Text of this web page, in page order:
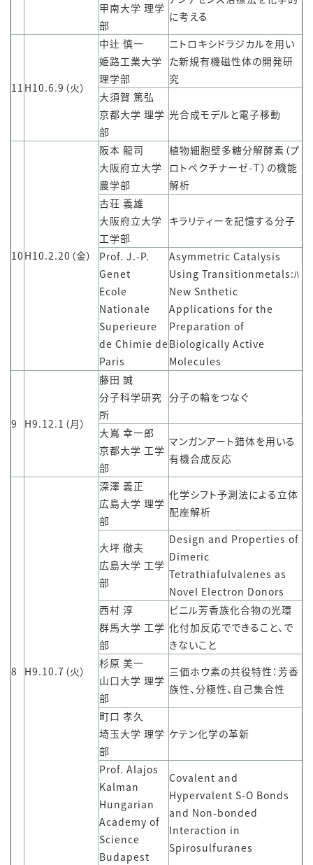
甲南大学 理学
部
に考える
11 H10.6.9（火）
中辻 慎一
姫路工業大学
理学部
ニトロキシドラジカルを用い
た新規有機磁性体の開発研
究
大須賀 篤弘
京都大学 理学
部
光合成モデルと電子移動
10 H10.2.20（金）
阪本 龍司
大阪府立大学
農学部
植物細胞壁多糖分解酵素（プ
ロトペクチナーゼ-Ｔ）の機能
解析
古荘 義雄
大阪府立大学
工学部
キラリティーを記憶する分子
Prof. J.-P.
Genet
Ecole
Nationale
Superieure
de Chimie de
Paris
Asymmetric Catalysis
Using Transitionmetals:ﾊ
New Snthetic
Applications for the
Preparation of
Biologically Active
Molecules
9 H9.12.1（月）
藤田 誠
分子科学研究
所
分子の輪をつなぐ
大嶌 幸一郎
京都大学 工学
部
マンガンアート錯体を用いる
有機合成反応
8 H9.10.7（火）
深澤 義正
広島大学 理学
部
化学シフト予測法による立体
配座解析
大坪 徹夫
広島大学 工学
部
Design and Properties of
Dimeric
Tetrathiafulvalenes as
Novel Electron Donors
西村 淳
群馬大学 工学
部
ビニル芳香族化合物の光環
化付加反応でできること、で
きないこと
杉原 美一
山口大学 理学
部
三価ホウ素の共役特性：芳香
族性、分極性、自己集合性
町口 孝久
埼玉大学 理学
部
ケテン化学の革新
Prof. Alajos
Kalman
Hungarian
Academy of
Science
Budapest
Covalent and
Hypervalent S-O Bonds
and Non-bonded
Interaction in
Spirosulfuranes